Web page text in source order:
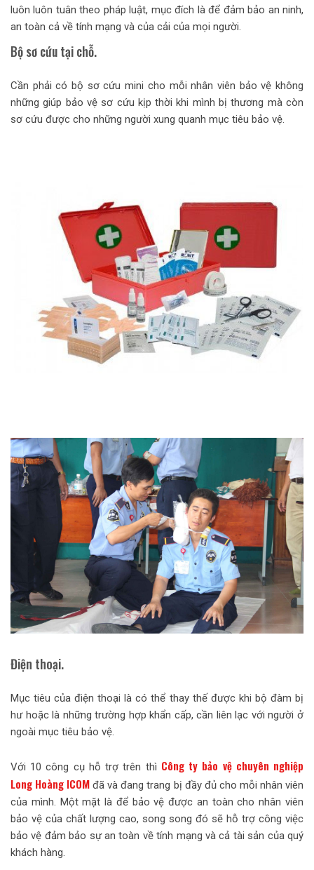
luôn luôn tuân theo pháp luật, mục đích là để đảm bảo an ninh,
an toàn cả về tính mạng và của cải của mọi người.
Bộ sơ cứu tại chỗ.
Cần phải có bộ sơ cứu mini cho mỗi nhân viên bảo vệ không
những giúp bảo vệ sơ cứu kịp thời khi mình bị thương mà còn
sơ cứu được cho những người xung quanh mục tiêu bảo vệ.
Điện thoại.
Mục tiêu của điện thoại là có thể thay thế được khi bộ đàm bị
hư hoặc là những trường hợp khẩn cấp, cần liên lạc với người ở
ngoài mục tiêu bảo vệ.
Với 10 công cụ hỗ trợ trên thì Công ty bảo vệ chuyên nghiệp
Long Hoàng ICOMđã và đang trang bị đầy đủ cho mỗi nhân viên
của mình. Một mặt là để bảo vệ được an toàn cho nhân viên
bảo vệ của chất lượng cao, song song đó sẽ hỗ trợ công việc
bảo vệ đảm bảo sự an toàn về tính mạng và cả tài sản của quý
khách hàng.